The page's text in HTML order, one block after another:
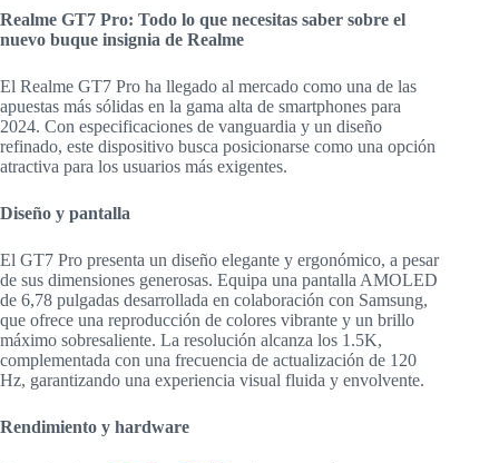
Realme GT7 Pro: Todo lo que necesitas saber sobre el
nuevo buque insignia de Realme
El Realme GT7 Pro ha llegado al mercado como una de las
apuestas más sólidas en la gama alta de smartphones para
2024. Con especificaciones de vanguardia y un diseño
refinado, este dispositivo busca posicionarse como una opción
atractiva para los usuarios más exigentes.
Diseño y pantalla
El GT7 Pro presenta un diseño elegante y ergonómico, a pesar
de sus dimensiones generosas. Equipa una pantalla AMOLED
de 6,78 pulgadas desarrollada en colaboración con Samsung,
que ofrece una reproducción de colores vibrante y un brillo
máximo sobresaliente. La resolución alcanza los 1.5K,
complementada con una frecuencia de actualización de 120
Hz, garantizando una experiencia visual fluida y envolvente.
Rendimiento y hardware